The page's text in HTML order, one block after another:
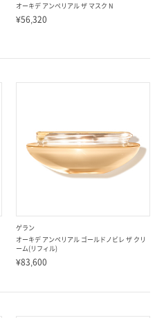
オーキデ アンペリアル ザ マスク N
¥56,320
ゲラン
オーキデ アンペリアル ゴールドノビレ ザ クリ
ーム(リフィル)
¥83,600